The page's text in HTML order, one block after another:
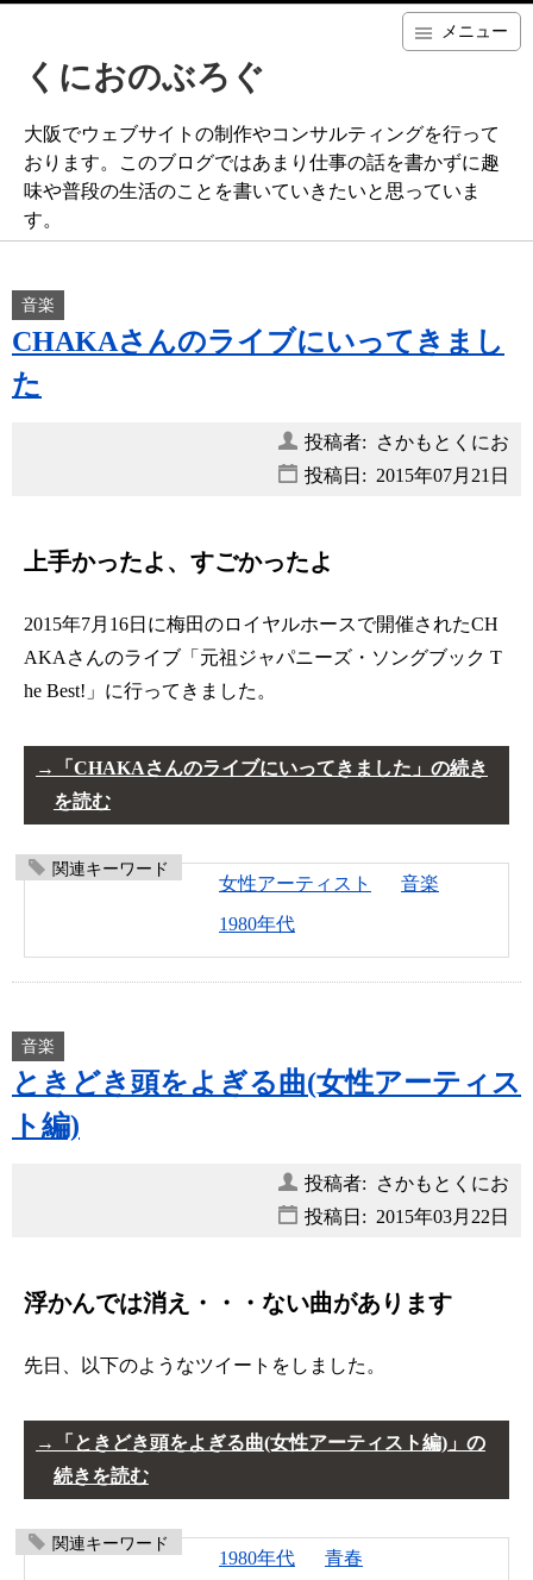
メニュー
くにおのぶろぐ
大阪でウェブサイトの制作やコンサルティングを行って
おります。このブログではあまり仕事の話を書かずに趣
味や普段の生活のことを書いていきたいと思っていま
す。
音楽
CHAKAさんのライブにいってきまし
た
投稿者: さかもとくにお
投稿日: 2015年07月21日
上手かったよ、すごかったよ
2015年7月16日に梅田のロイヤルホースで開催されたCH
AKAさんのライブ「元祖ジャパニーズ・ソングブック T
he Best!」に行ってきました。
「CHAKAさんのライブにいってきました」の続き
を読む
関連キーワード
女性アーティスト
音楽
1980年代
音楽
ときどき頭をよぎる曲(女性アーティス
ト編)
投稿者: さかもとくにお
投稿日: 2015年03月22日
浮かんでは消え・・・ない曲があります
先日、以下のようなツイートをしました。
「ときどき頭をよぎる曲(女性アーティスト編)」の
続きを読む
関連キーワード
1980年代
青春